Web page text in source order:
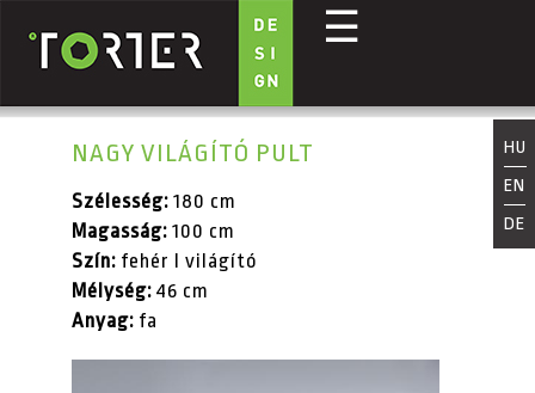
Ugrás a tartalomra
☰
HU
EN
DE
NAGY VILÁGÍTÓ PULT
Szélesség: 180 cm
Magasság: 100 cm
Szín: fehér I világító
Mélység: 46 cm
Anyag: fa